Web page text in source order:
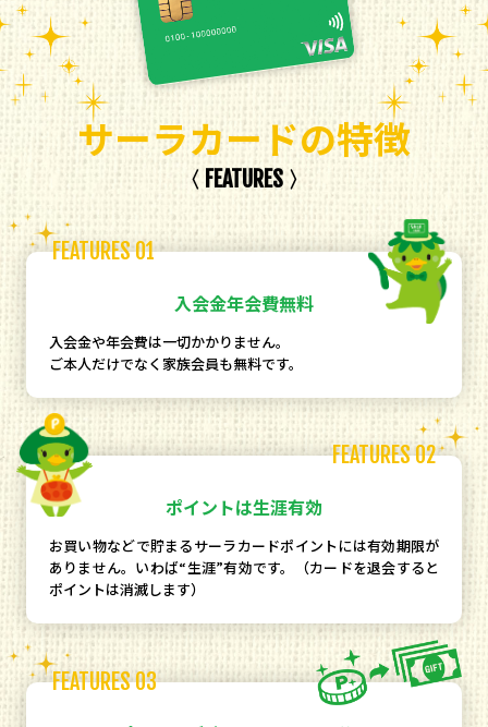
サーラカード
サーラカードの特徴
〈 FEATURES 〉
FEATURES 01
入会金年会費無料
入会金や年会費は一切かかりません。
ご本人だけでなく家族会員も無料です。
FEATURES 02
ポイントは生涯有効
お買い物などで貯まるサーラカードポイントには有効期限が
ありません。いわば“生涯”有効です。（カードを退会すると
ポイントは消滅します）
FEATURES 03